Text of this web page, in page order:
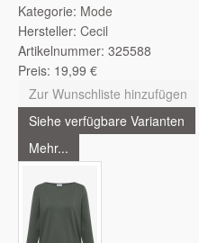
Kategorie: Mode
Hersteller: Cecil
Artikelnummer: 325588
Preis: 19,99 €
Zur Wunschliste hinzufügen
Siehe verfügbare Varianten
Mehr...